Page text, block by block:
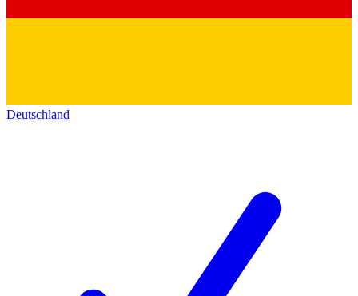
Deutschland